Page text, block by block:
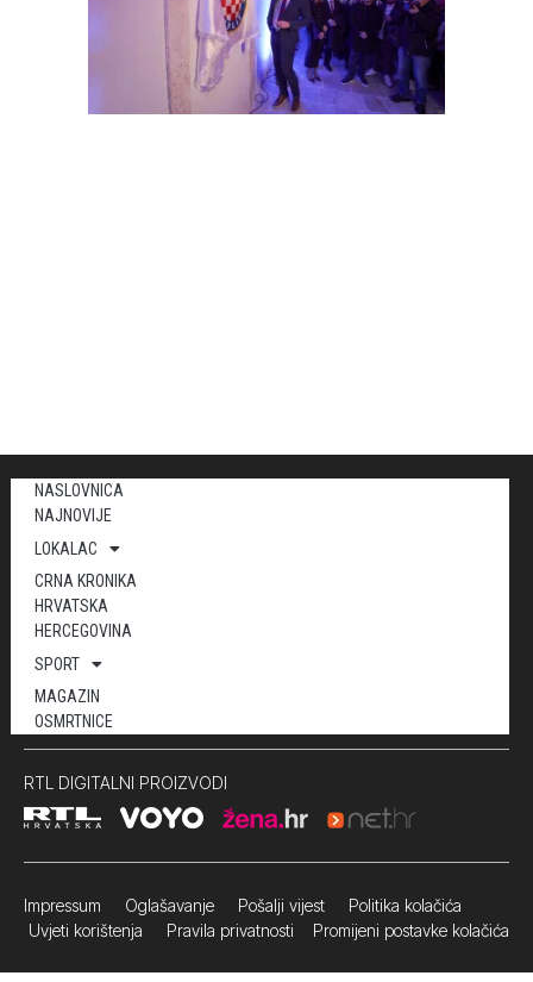
NASLOVNICA
NAJNOVIJE
LOKALAC
CRNA KRONIKA
HRVATSKA
HERCEGOVINA
SPORT
MAGAZIN
OSMRTNICE
RTL DIGITALNI PROIZVODI
Impressum Oglašavanje Pošalji vijest Politika kolačića
Uvjeti korištenja Pravila privatnosti Promijeni postavke kolačića